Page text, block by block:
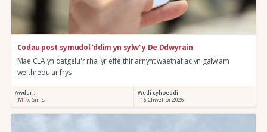
Codau post symudol 'ddim yn sylw' y De Ddwyrain
Mae CLA yn datgelu'r rhai yr effeithir arnynt waethaf ac yn galw am
weithredu ar frys
Awdur :
Mike Sims
Wedi cyhoeddi:
16 Chwefror 2026